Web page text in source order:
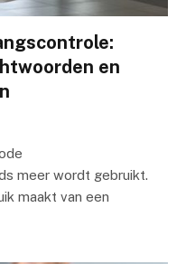
en
meer wordt gebruikt.
maakt van een